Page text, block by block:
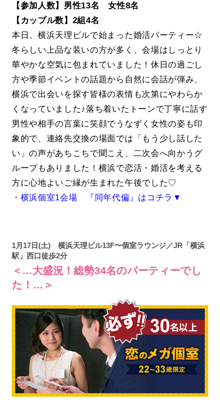
【参加人数】男性13名 女性8名
【カップル数】2組4名
本日、横浜天理ビルで始まった婚活パーティー☆
冬らしい上品な装いの方が多く、会場はしっとり
華やかな空気に包まれていました！休日の過ごし
方や季節イベントの話題から自然に会話が弾み、
横浜で出会いを探す皆様の表情も次第にやわらか
くなっていました♪落ち着いたトーンで丁寧に話す
男性や相手の言葉に笑顔でうなずく女性の姿も印
象的で、連絡先交換の場面では「もう少し話した
い」の声があちこちで聞こえ、二次会へ向かうグ
ループもありました！横浜で恋活・婚活を考える
方に心地よいご縁が生まれた午後でした♡
・横浜個室1会場 『同年代偏』はコチラ▼
1月17日(土) 横浜天理ビル13F〜個室ラウンジ／JR「横浜
駅」西口徒歩2分
＜…大盛況！総勢34名のパーティーでし
た！…＞